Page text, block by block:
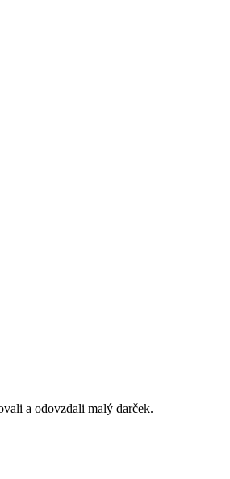
a odovzdali malý darček.